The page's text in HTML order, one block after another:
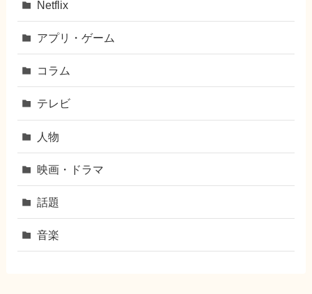
Netflix
アプリ・ゲーム
コラム
テレビ
人物
映画・ドラマ
話題
音楽